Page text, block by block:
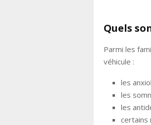
Quels
Parmi les
véhicule :
les
les
les
certains